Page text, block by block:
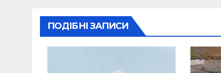
ПОДІБНІ ЗАПИСИ